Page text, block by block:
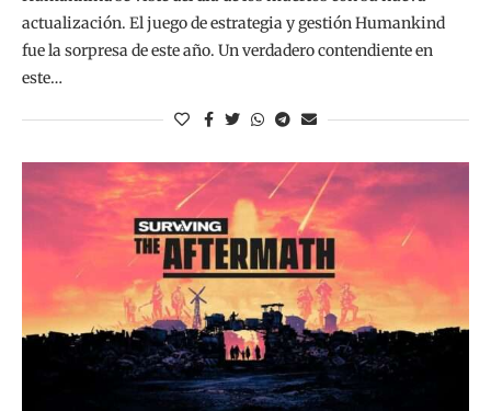
actualización. El juego de estrategia y gestión Humankind
fue la sorpresa de este año. Un verdadero contendiente en
este…